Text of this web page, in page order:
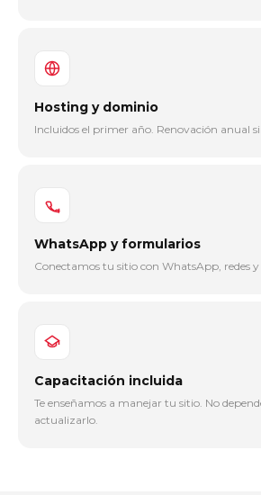
Hosting y dominio
Incluidos el primer año. Renovación anual
WhatsApp y formularios
Conectamos tu sitio con WhatsApp, redes
Capacitación incluida
Te enseñamos a manejar tu sitio. No
actualizarlo.